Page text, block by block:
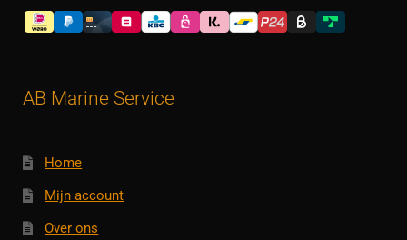
AB Marine Service
Home
Mijn account
Over ons